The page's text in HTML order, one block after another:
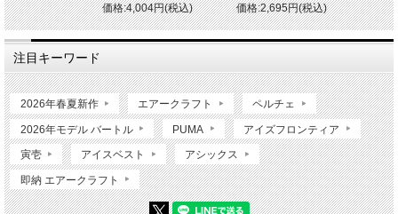
価格:4,004円(税込) 価格:2,695円(税込)
注目キーワード
2026年春夏新作 エアークラフト ペルチェ
2026年モデル バートル PUMA アイズフロンティア
寅壱 アイスベスト アシックス
即納 エアークラフト